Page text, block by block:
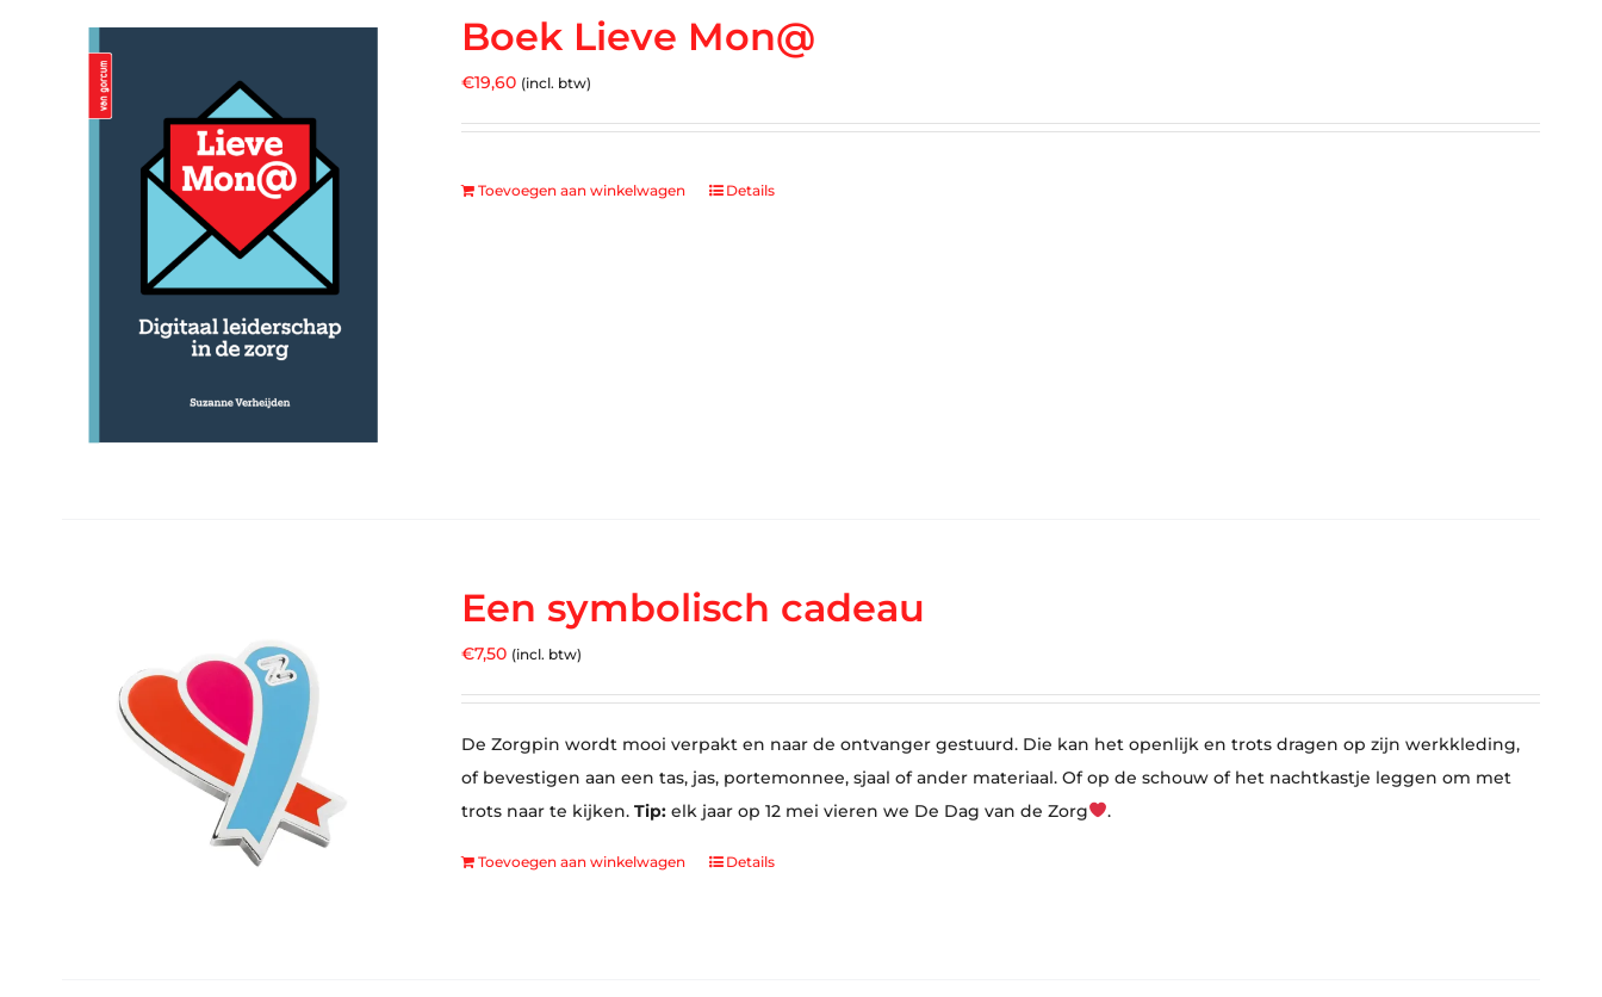
Boek Lieve Mon@
€19,60 (incl. btw)
Toevoegen aan winkelwagen Details
Een symbolisch cadeau
€7,50 (incl. btw)
De Zorgpin wordt mooi verpakt en naar de ontvanger gestuurd. Die kan het openlijk en trots dragen op zijn werkkleding,
of bevestigen aan een tas, jas, portemonnee, sjaal of ander materiaal. Of op de schouw of het nachtkastje leggen om met
trots naar te kijken. Tip: elk jaar op 12 mei vieren we De Dag van de Zorg .
Toevoegen aan winkelwagen Details